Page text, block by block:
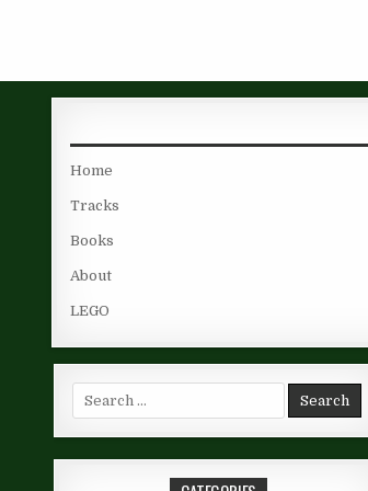
Home
Tracks
Books
About
LEGO
Search for: